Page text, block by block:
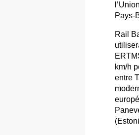
Pays-
Rail
km/h
entre